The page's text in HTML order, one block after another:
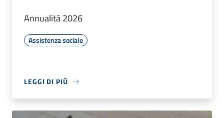
Annualità 2026
Assistenza sociale
LEGGI DI PIÙ